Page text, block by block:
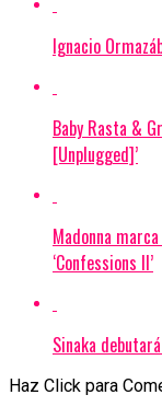
Ignacio
Baby Rasta &
[Unplugged]’
Madonna
‘Confessions II’
Sinaka
Haz Click para